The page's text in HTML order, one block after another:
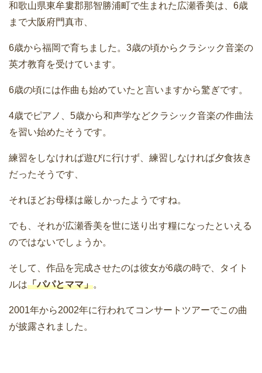
和歌山県東牟婁郡那智勝浦町で生まれた広瀬香美は、6歳
まで大阪府門真市、
6歳から福岡で育ちました。3歳の頃からクラシック音楽の
英才教育を受けています。
6歳の頃には作曲も始めていたと言いますから驚ぎです。
4歳でピアノ、5歳から和声学などクラシック音楽の作曲法
を習い始めたそうです。
練習をしなければ遊びに行けず、練習しなければ夕食抜き
だったそうです、
それほどお母様は厳しかったようですね。
でも、それが広瀬香美を世に送り出す糧になったといえる
のではないでしょうか。
そして、作品を完成させたのは彼女が6歳の時で、タイト
ルは「パパとママ」。
2001年から2002年に行われてコンサートツアーでこの曲
が披露されました。